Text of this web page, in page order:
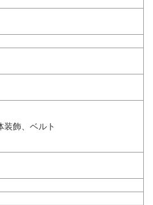
装飾、ベルト